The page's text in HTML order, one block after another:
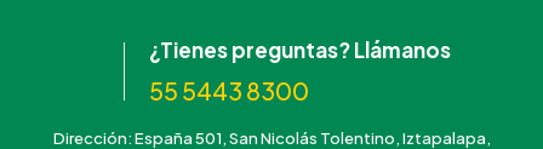
¿Tienes preguntas? Llámanos
55 5443 8300
Dirección: España 501, San Nicolás Tolentino, Iztapalapa,